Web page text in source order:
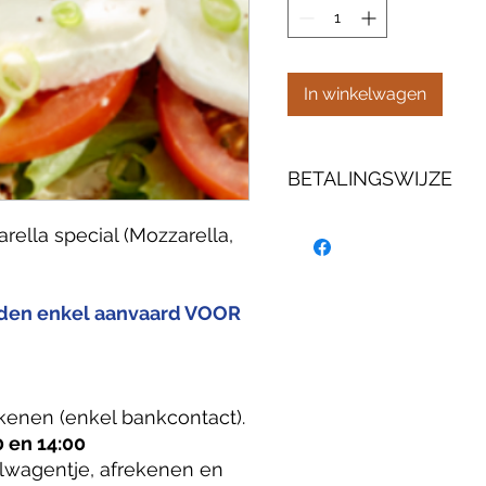
special (Mozzarella,
enkel aanvaard VOOR
(enkel bankcontact).
en 14:00
afrekenen en
In winkelwagen
BETALINGSWIJZE
bankcontact).